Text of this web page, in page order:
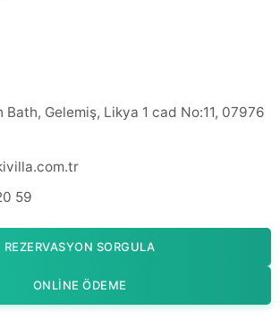
Bath, Gelemiş, Likya 1 cad No:11, 07976
59
REZERVASYON SORGULA
ONLINE ÖDEME